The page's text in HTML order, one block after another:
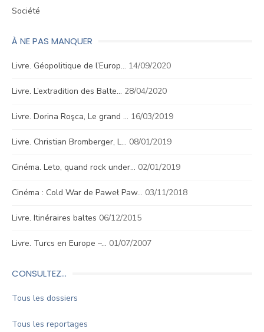
Société
À NE PAS MANQUER
Livre. Géopolitique de l’Europ… 14/09/2020
Livre. L’extradition des Balte… 28/04/2020
Livre. Dorina Roşca, Le grand … 16/03/2019
Livre. Christian Bromberger, L… 08/01/2019
Cinéma. Leto, quand rock under… 02/01/2019
Cinéma : Cold War de Paweł Paw… 03/11/2018
Livre. Itinéraires baltes 06/12/2015
Livre. Turcs en Europe –… 01/07/2007
CONSULTEZ…
Tous les dossiers
Tous les reportages